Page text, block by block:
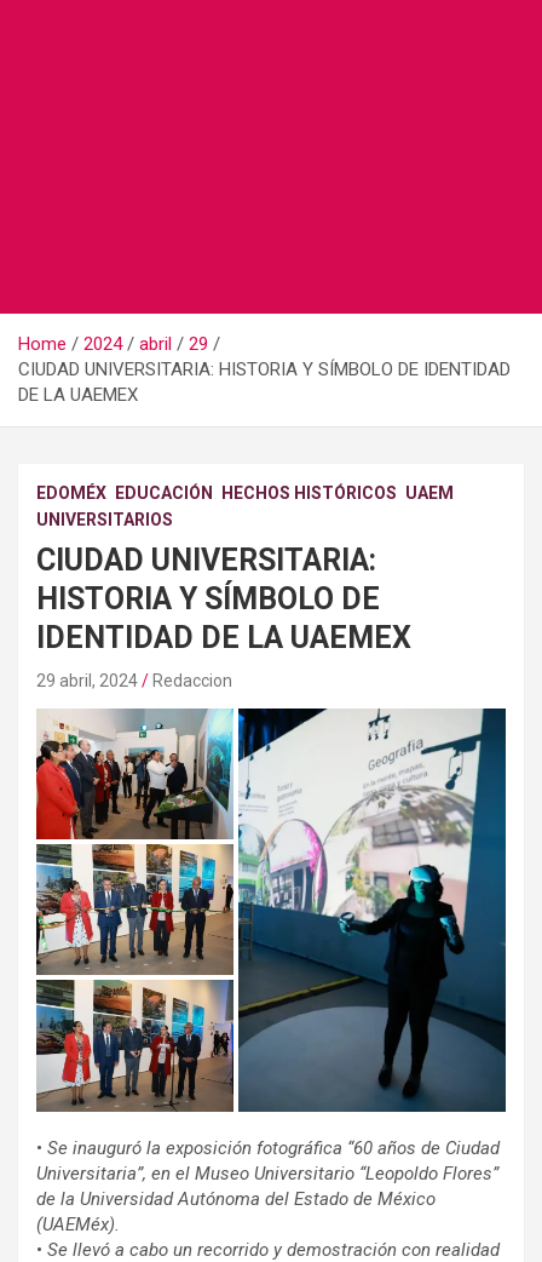
Home 2024 abril
29
CIUDAD UNIVERSITARIA: HISTORIA Y SÍMBOLO DE IDENTIDAD
DE LA UAEMEX
EDOMÉX EDUCACIÓN HECHOS HISTÓRICOS UAEM
UNIVERSITARIOS
CIUDAD UNIVERSITARIA:
HISTORIA Y SÍMBOLO DE
IDENTIDAD DE LA UAEMEX
29 abril, 2024 Redaccion
• Se inauguró la exposición fotográfica “60 años de Ciudad
Universitaria”, en el Museo Universitario “Leopoldo Flores”
de la Universidad Autónoma del Estado de México
(UAEMéx).
• Se llevó a cabo un recorrido y demostración con realidad